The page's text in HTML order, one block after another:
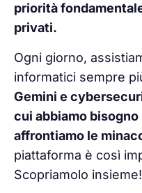
priorità
privati.
Ogni giorno,
informatici sempre
Gemini e
cui abbiamo
affrontiamo le
piattaforma è così
Scopriamolo insieme!